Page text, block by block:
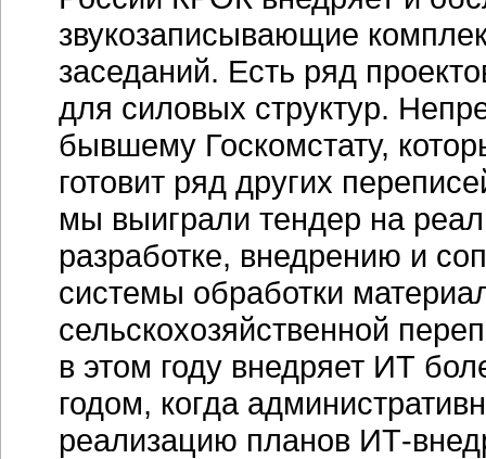
звукозаписывающие
заседаний. Есть ряд
для силовых структур.
бывшему Госкомстату,
готовит ряд других
мы выиграли тендер на
разработке, внедрению и
системы обработки
сельскохозяйственной
в этом году внедряет ИТ
годом, когда
реализацию планов ИТ-